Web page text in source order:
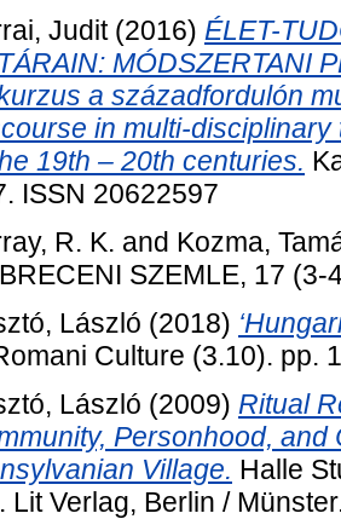
Judit(2016) ÉLET-
MÓDSZERTANI
a századfordulón
in multi-
19th – 20th centuries.
ISSN 20622597
R. K. and Kozma,
SZEMLE, 17
László (2018)
Culture (3.10). pp.
László (2009) Ritual
Personhood,
Village. Halle
Lit Verlag, Berlin /